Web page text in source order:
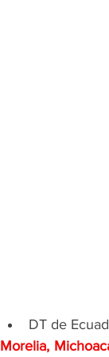
DT de
Morelia,